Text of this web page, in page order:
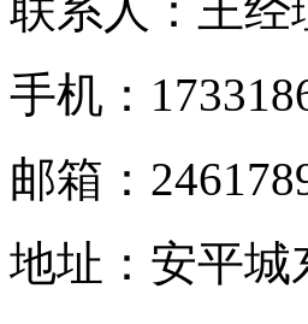
手机：
邮箱：
地址：安平城